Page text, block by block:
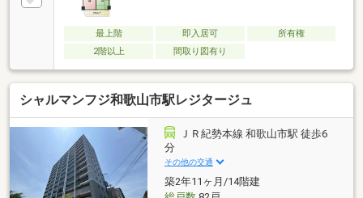
最上階 即入居可
所有権
2階以上
間取り図有り
シャルマンフジ和歌山市駅レジタージュ
ＪＲ紀勢本線 和歌山市駅 徒歩6
分
その他の交通
築2年11ヶ月/14階建